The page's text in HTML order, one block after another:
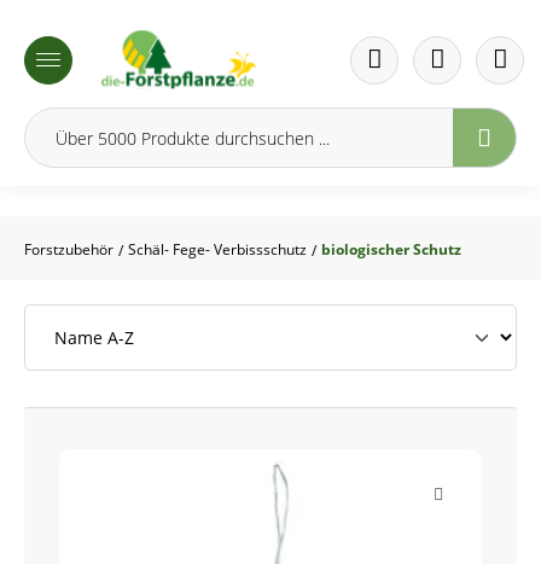
springen
Forstzubehör / Schäl- Fege- Verbissschutz / biologischer Schutz